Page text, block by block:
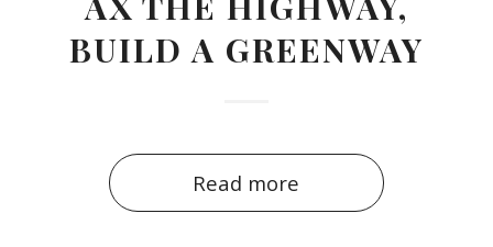
BUILD A GREENWAY
Read more